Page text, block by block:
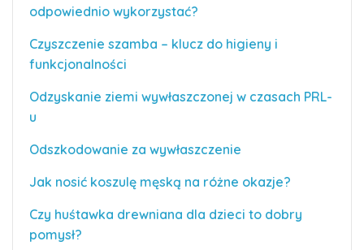
odpowiednio wykorzystać?
Czyszczenie szamba – klucz do higieny i
funkcjonalności
Odzyskanie ziemi wywłaszczonej w czasach PRL-
u
Odszkodowanie za wywłaszczenie
Jak nosić koszulę męską na różne okazje?
Czy huśtawka drewniana dla dzieci to dobry
pomysł?